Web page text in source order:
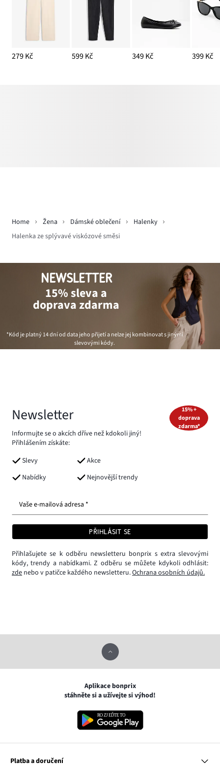
279 Kč 599 Kč 349 Kč 399 Kč
Home Žena Dámské oblečení
Halenky
Halenka ze splývavé viskózové směsi
NEWSLETTER
15% sleva a
doprava zdarma
*Kód je platný 14 dní od data jeho přijetí a nelze jej kombinovat s jinými
slevovými kódy.
Newsletter
Informujte se o akcích dříve než kdokoli jiný!
Přihlášením získáte:
Slevy
Akce
Nabídky
Nejnovější trendy
15% +
doprava
zdarma*
Vaše e-mailová adresa *
PŘIHLÁSIT SE
Přihlašujete se k odběru newsletteru bonprix s extra slevovými
kódy, trendy a nabídkami. Z odběru se můžete kdykoli odhlásit:
zde nebo v patičce každého newsletteru.Ochrana osobních údajů.
Aplikace bonprix
stáhněte si a užívejte si výhod!
Platba a doručení